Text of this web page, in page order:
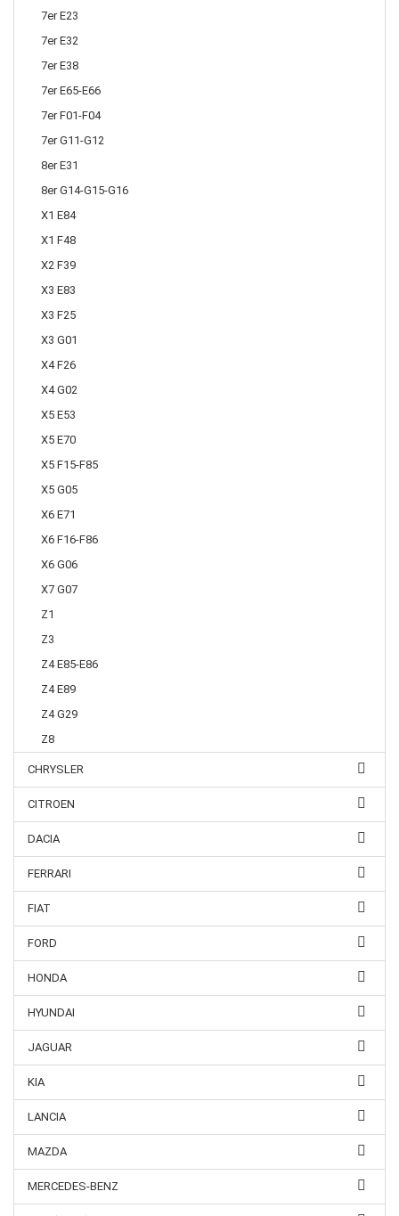
7er E23
7er E32
7er E38
7er E65-E66
7er F01-F04
7er G11-G12
8er E31
8er G14-G15-G16
X1 E84
X1 F48
X2 F39
X3 E83
X3 F25
X3 G01
X4 F26
X4 G02
X5 E53
X5 E70
X5 F15-F85
X5 G05
X6 E71
X6 F16-F86
X6 G06
X7 G07
Z1
Z3
Z4 E85-E86
Z4 E89
Z4 G29
Z8
CHRYSLER
CITROEN
DACIA
FERRARI
FIAT
FORD
HONDA
HYUNDAI
JAGUAR
KIA
LANCIA
MAZDA
MERCEDES-BENZ